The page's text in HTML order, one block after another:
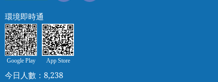
環境即時通
Google Play App Store
今日人數：8,238